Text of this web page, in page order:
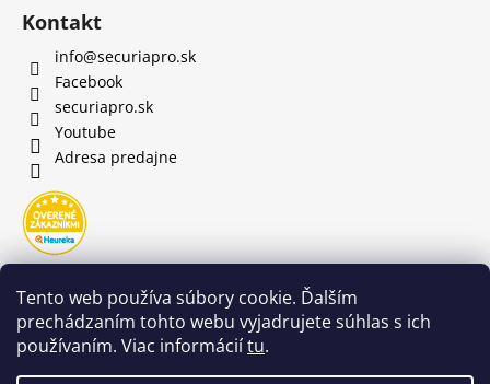
Tento web používa súbory cookie. Ďalším
prechádzaním tohto webu vyjadrujete súhlas s ich
používaním. Viac informáciítu.
Kontakt
info@securiapro.sk
Facebook
securiapro.sk
Youtube
Adresa predajne